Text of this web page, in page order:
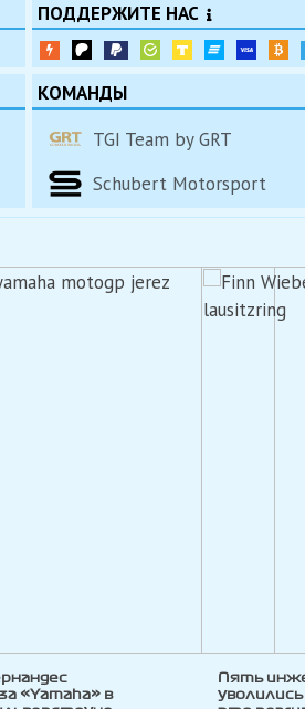
ПОДДЕРЖИТЕ НАС
КОМАНДЫ
TGI Team by GRT
Schubert Motorsport
«Yamaha» в
Пять
уволились